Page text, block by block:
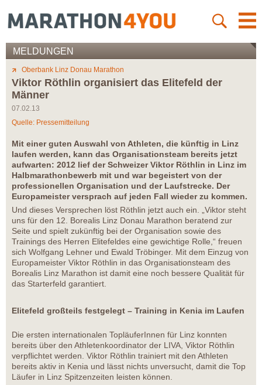
MELDUNGEN
Oberbank Linz Donau Marathon
Viktor Röthlin organisiert das Elitefeld der
Männer
07.02.13
Quelle: Pressemitteilung
Mit einer guten Auswahl von Athleten, die künftig in Linz
laufen werden, kann das Organisationsteam bereits jetzt
aufwarten: 2012 lief der Schweizer Viktor Röthlin in Linz im
Halbmarathonbewerb mit und war begeistert von der
professionellen Organisation und der Laufstrecke. Der
Europameister versprach auf jeden Fall wieder zu kommen.
Und dieses Versprechen löst Röthlin jetzt auch ein. „Viktor steht
uns für den 12. Borealis Linz Donau Marathon beratend zur
Seite und spielt zukünftig bei der Organisation sowie des
Trainings des Herren Elitefeldes eine gewichtige Rolle,“ freuen
sich Wolfgang Lehner und Ewald Tröbinger. Mit dem Einzug von
Europameister Viktor Röthlin in das Organisationsteam des
Borealis Linz Marathon ist damit eine noch bessere Qualität für
das Starterfeld garantiert.
Elitefeld großteils festgelegt – Training in Kenia im Laufen
Die ersten internationalen TopläuferInnen für Linz konnten
bereits über den Athletenkoordinator der LIVA, Viktor Röthlin
verpflichtet werden. Viktor Röthlin trainiert mit den Athleten
bereits aktiv in Kenia und lässt nichts unversucht, damit die Top
Läufer in Linz Spitzenzeiten leisten können.